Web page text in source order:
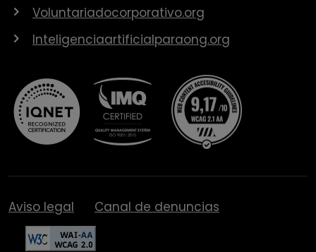
Voluntariadocorporativo.org
Inteligenciaartificialparaong.org
Aviso legal Canal de denuncias